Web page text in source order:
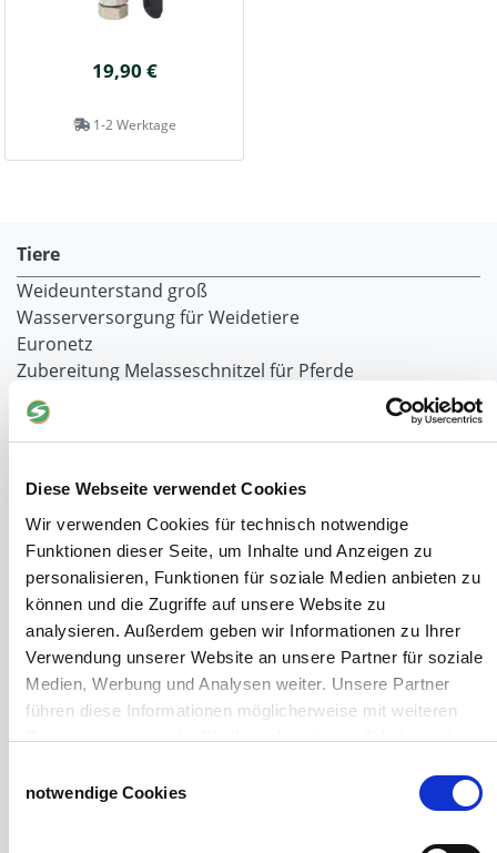
Diese Webseite verwendet Cookies
Wir verwenden Cookies für technisch notwendige
Funktionen dieser Seite, um Inhalte und Anzeigen zu
personalisieren, Funktionen für soziale Medien anbieten zu
können und die Zugriffe auf unsere Website zu
analysieren. Außerdem geben wir Informationen zu Ihrer
Verwendung unserer Website an unsere Partner für soziale
Medien, Werbung und Analysen weiter. Unsere Partner
führen diese Informationen möglicherweise mit weiteren
Daten zusammen, die Sie ihnen bereitgestellt haben oder
haben.
notwendige Cookies
19,90 €
1-2 Werktage
Tiere
Weideunterstand groß
Wasserversorgung für Weidetiere
Euronetz
Zubereitung Melasseschnitzel für Pferde
Hobby-Farming
Grundlagen der Hühnerhaltung
Tiere Landwirtschaft
Desinfektionsmittel
Milchfieberprophylaxe
Stallapotheke für Hühner
Saatgut für die Pferdeweide
Windschutzgewebe
Windschutznetze für Reithallen
Galerie Windschutznetze
Windschutznetz für Pferdeführanlagen
Lubratec Fronten